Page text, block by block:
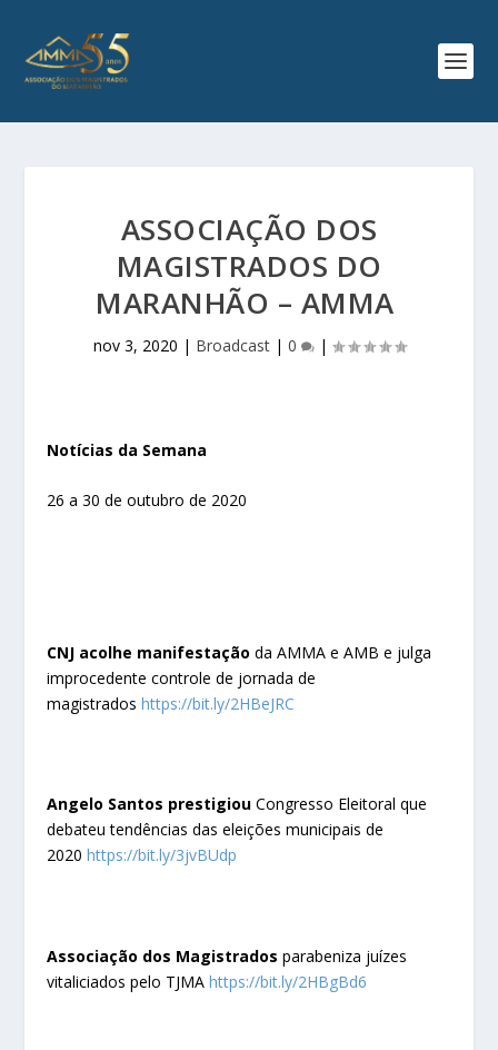
ASSOCIAÇÃO DOS
MAGISTRADOS DO
MARANHÃO – AMMA
nov 3, 2020 | Broadcast| 0 |
Notícias da Semana
26 a 30 de outubro de 2020
CNJ acolhe manifestação da AMMA e AMB e julga
improcedente controle de jornada de
magistradoshttps://bit.ly/2HBeJRC
Angelo Santos prestigiou Congresso Eleitoral que
debateu tendências das eleições municipais de
2020https://bit.ly/3jvBUdp
Associação dos Magistradosparabeniza juízes
vitaliciados pelo TJMAhttps://bit.ly/2HBgBd6